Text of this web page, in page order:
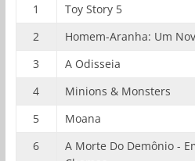
1
Toy Story 5
2
Homem-Aranha: Um
3
A Odisseia
4
Minions & Monsters
5
Moana
6
A Morte Do Demônio -